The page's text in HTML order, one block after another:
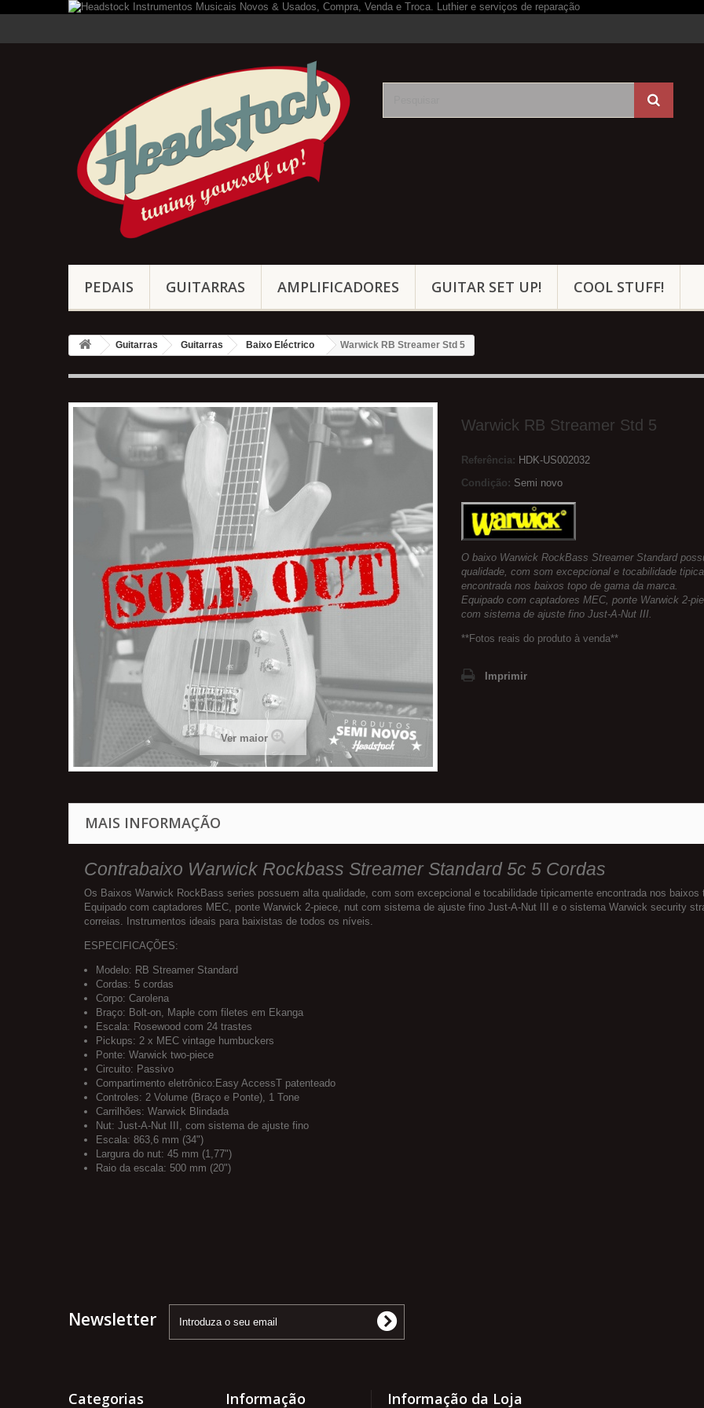
PEDAIS GUITARRAS AMPLIFICADORES GUITAR SET UP! COOL STUFF!
Guitarras Guitarras Baixo Eléctrico Warwick RB Streamer Std 5
Ver maior
Warwick RB Streamer Std 5
Referência: HDK-US002032
Condição: Semi novo
O baixo Warwick RockBass Streamer Standard
qualidade, com som excepcional e tocabilidade
encontrada nos baixos topo de gama da marca.
Equipado com captadores MEC, ponte Warwick 2-
com sistema de ajuste fino Just-A-Nut III.
**Fotos reais do produto à venda**
Imprimir
MAIS INFORMAÇÃO
Contrabaixo Warwick Rockbass Streamer Standard 5c 5 Cordas
Os Baixos Warwick RockBass series possuem alta qualidade, com som excepcional e tocabilidade tipicamente encontrada nos baixos
Equipado com captadores MEC, ponte Warwick 2-piece, nut com sistema de ajuste fino Just-A-Nut III e o sistema Warwick security
correias. Instrumentos ideais para baixistas de todos os níveis.
ESPECIFICAÇÕES:
Modelo: RB Streamer Standard
Cordas: 5 cordas
Corpo: Carolena
Braço: Bolt-on, Maple com filetes em Ekanga
Escala: Rosewood com 24 trastes
Pickups: 2 x MEC vintage humbuckers
Ponte: Warwick two-piece
Circuito: Passivo
Compartimento eletrônico:Easy AccessT patenteado
Controles: 2 Volume (Braço e Ponte), 1 Tone
Carrilhões: Warwick Blindada
Nut: Just-A-Nut III, com sistema de ajuste fino
Escala: 863,6 mm (34")
Largura do nut: 45 mm (1,77")
Raio da escala: 500 mm (20")
Newsletter
Categorias Informação Informação da Loja